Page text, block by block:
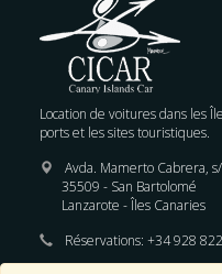
Location de voitures dans les
ports et les sites touristiques.
Avda. Mamerto Cabrera,
35509 - San Bartolomé
Lanzarote - Îles Canaries
Réservations: +34 928